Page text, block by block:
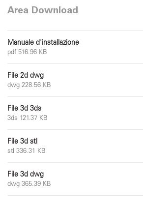
Area Download
Manuale d'installazione
pdf 516.96 KB
File 2d dwg
dwg 228.56 KB
File 3d 3ds
3ds 121.37 KB
File 3d stl
stl 336.31 KB
File 3d dwg
dwg 365.39 KB